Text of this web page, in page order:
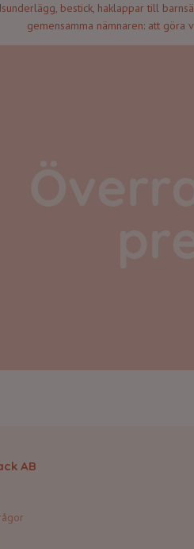
bestick, haklappar till
gemensamma nämnaren: att
AB